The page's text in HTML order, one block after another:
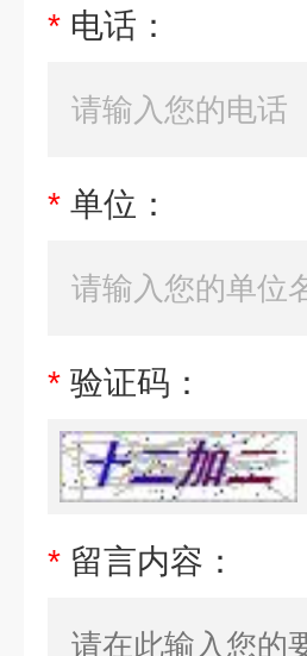
* 电话：
* 单位：
* 验证码：
* 留言内容：